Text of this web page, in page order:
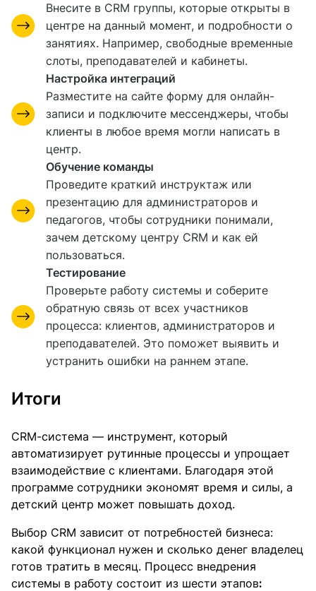
Внесите в CRM группы, которые открыты в
центре на данный момент, и подробности о
занятиях. Например, свободные временные
слоты, преподавателей и кабинеты.
Настройка интеграций
Разместите на сайте форму для онлайн-
записи и подключите мессенджеры, чтобы
клиенты в любое время могли написать в
центр.
Обучение команды
Проведите краткий инструктаж или
презентацию для администраторов и
педагогов, чтобы сотрудники понимали,
зачем детскому центру CRM и как ей
пользоваться.
Тестирование
Проверьте работу системы и соберите
обратную связь от всех участников
процесса: клиентов, администраторов и
преподавателей. Это поможет выявить и
устранить ошибки на раннем этапе.
Итоги
CRM-система — инструмент, который
автоматизирует рутинные процессы и упрощает
взаимодействие с клиентами. Благодаря этой
программе сотрудники экономят время и силы, а
детский центр может повышать доход.
Выбор CRM зависит от потребностей бизнеса:
какой функционал нужен и сколько денег владелец
готов тратить в месяц. Процесс внедрения
системы в работу состоит из шести этапов: